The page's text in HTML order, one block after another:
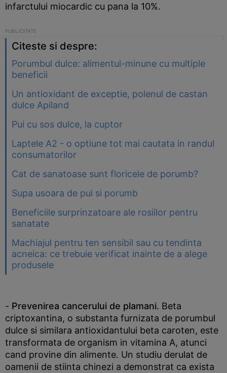
infarctului miocardic cu pana la 10%.
Citeste si despre:
Porumbul dulce: alimentul-minune cu multiple
beneficii
Un antioxidant de exceptie, polenul de castan
dulce Apiland
Pui cu sos dulce, la cuptor
Laptele A2 - o optiune tot mai cautata in randul
consumatorilor
Cat de sanatoase sunt floricele de porumb?
Supa usoara de pui si porumb
Beneficiile surprinzatoare ale rosiilor pentru
sanatate
Machiajul pentru ten sensibil sau cu tendinta
acneica: ce trebuie verificat inainte de a alege
produsele
- Prevenirea cancerului de plamani. Beta
criptoxantina, o substanta furnizata de porumbul
dulce si similara antioxidantului beta caroten, este
transformata de organism in vitamina A, atunci
cand provine din alimente. Un studiu derulat de
oamenii de stiinta chinezi a demonstrat ca exista